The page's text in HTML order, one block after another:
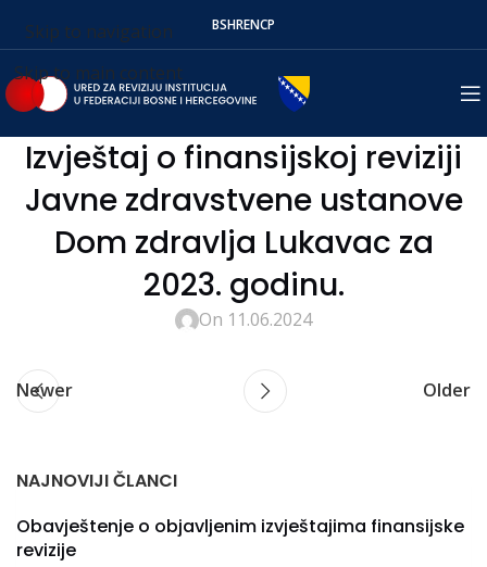
Skip to navigation
Skip to main content
BSHRENСР
Izvještaj o finansijskoj reviziji
Javne zdravstvene ustanove
Dom zdravlja Lukavac za
2023. godinu.
On 11.06.2024
Newer Older
NAJNOVIJI ČLANCI
Obavještenje o objavljenim izvještajima finansijske
revizije